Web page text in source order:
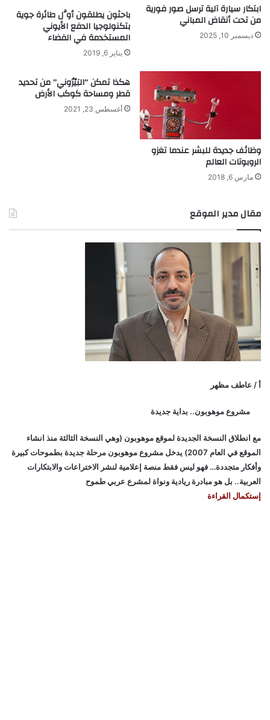
ابتكار سيارة آلية ترسل صور فورية
من تحت أنقاض المباني
ديسمبر 10, 2025
باحثون يطلقون أوَّل طائرة جوية
بتكنولوجيا الدفع الأيوني
المستخدمة في الفضاء
يناير 6, 2019
وظائف جديدة للبشر عندما تغزو
الروبوتات العالم
مارس 6, 2018
هكذا تمكن “البَيْرُوني” من تحديد
قطر ومساحة كوكب الأرض
أغسطس 23, 2021
مقال مدير الموقع
أ / عاطف مظهر
مشروع موهوبون.. بداية جديدة
مع انطلاق النسخة الجديدة لموقع موهوبون (وهي النسخة الثالثة منذ انشاء
الموقع في العام 2007) يدخل مشروع موهوبون مرحلة جديدة بطموحات كبيرة
وأفكار متجددة… فهو ليس فقط منصة إعلامية لنشر الاختراعات والابتكارات
العربية.. بل هو مبادرة ريادية ونواة لمشرع عربي طموح
إستكمال القراءة